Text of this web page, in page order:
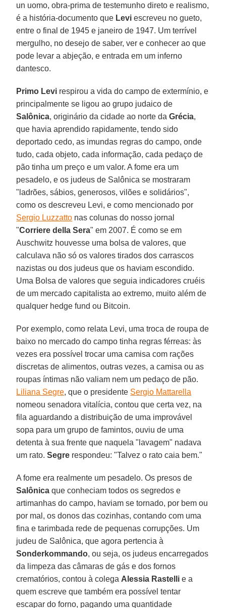
un uomo, obra-prima de testemunho direto e realismo,
é a história-documento que Levi escreveu no gueto,
entre o final de 1945 e janeiro de 1947. Um terrível
mergulho, no desejo de saber, ver e conhecer ao que
pode levar a abjeção, e entrada em um inferno
dantesco.
Primo Levi respirou a vida do campo de extermínio, e
principalmente se ligou ao grupo judaico de
Salônica, originário da cidade ao norte daGrécia,
que havia aprendido rapidamente, tendo sido
deportado cedo, as imundas regras do campo, onde
tudo, cada objeto, cada informação, cada pedaço de
pão tinha um preço e um valor. A fome era um
pesadelo, e os judeus de Salônica se mostraram
"ladrões, sábios, generosos, vilões e solidários",
como os descreveu Levi, e como mencionado por
Sergio Luzzatto nas colunas do nosso jornal
"Corriere della Sera" em 2007. É como se em
Auschwitz houvesse uma bolsa de valores, que
calculava não só os valores tirados dos carrascos
nazistas ou dos judeus que os haviam escondido.
Uma Bolsa de valores que seguia indicadores cruéis
de um mercado capitalista ao extremo, muito além de
qualquer hedge fund ou Bitcoin.
Por exemplo, como relata Levi, uma troca de roupa de
baixo no mercado do campo tinha regras férreas: às
vezes era possível trocar uma camisa com rações
discretas de alimentos, outras vezes, a camisa ou as
roupas íntimas não valiam nem um pedaço de pão.
Liliana Segre, que o presidente Sergio Mattarella
nomeou senadora vitalícia, contou que certa vez, na
fila aguardando a distribuição de uma improvável
sopa para um grupo de famintos, ouviu de uma
detenta à sua frente que naquela "lavagem" nadava
um rato.Segre respondeu: "Talvez o rato caia bem."
A fome era realmente um pesadelo. Os presos de
Salônica que conheciam todos os segredos e
artimanhas do campo, haviam se tornado, por bem ou
por mal, os donos das cozinhas, contando com uma
fina e tarimbada rede de pequenas corrupções. Um
judeu de Salônica, que agora pertencia à
Sonderkommando, ou seja, os judeus encarregados
da limpeza das câmaras de gás e dos fornos
crematórios, contou à colega Alessia Rastelli e a
quem escreve que também era possível tentar
escapar do forno, pagando uma quantidade